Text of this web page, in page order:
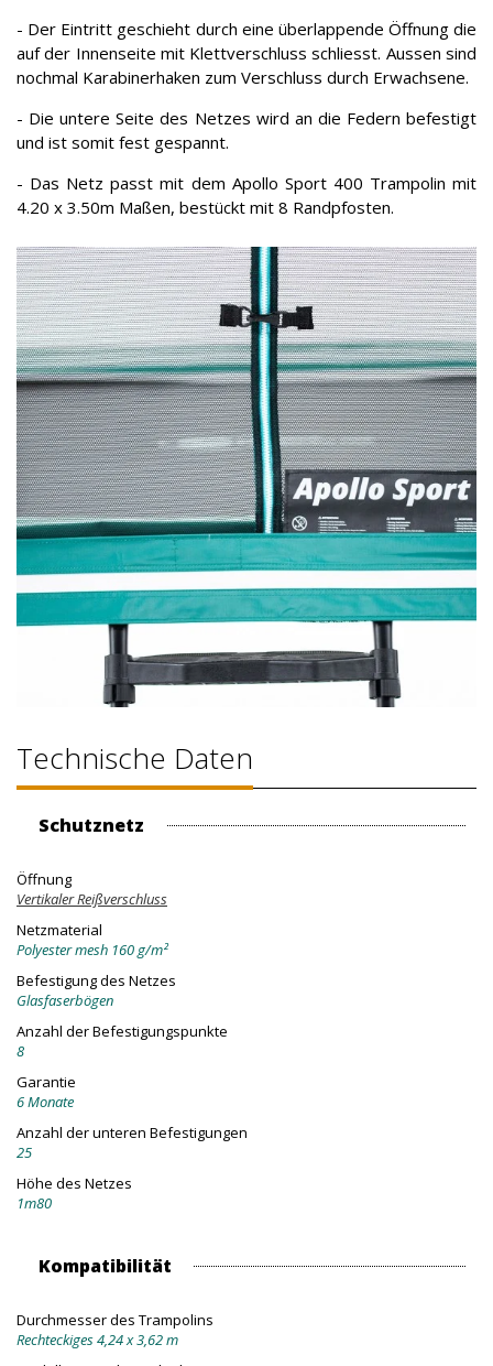
- Der Eintritt geschieht durch eine überlappende Öffnung die
auf der Innenseite mit Klettverschluss schliesst. Aussen sind
nochmal Karabinerhaken zum Verschluss durch Erwachsene.
- Die untere Seite des Netzes wird an die Federn befestigt
und ist somit fest gespannt.
- Das Netz passt mit dem Apollo Sport 400 Trampolin mit
4.20 x 3.50m Maßen, bestückt mit 8 Randpfosten.
Technische Daten
Schutznetz
Öffnung
Vertikaler Reißverschluss
Netzmaterial
Polyester mesh 160 g/m²
Befestigung des Netzes
Glasfaserbögen
Anzahl der Befestigungspunkte
8
Garantie
6 Monate
Anzahl der unteren Befestigungen
25
Höhe des Netzes
1m80
Kompatibilität
Durchmesser des Trampolins
Rechteckiges 4,24 x 3,62 m